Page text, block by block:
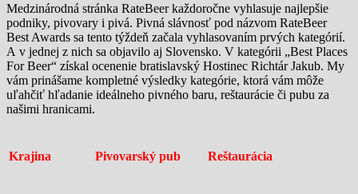
Medzinárodná stránka RateBeer každoročne vyhlasuje najlepšie
podniky, pivovary i pivá. Pivná slávnosť pod názvom RateBeer
Best Awards sa tento týždeň začala vyhlasovaním prvých kategórií.
A v jednej z nich sa objavilo aj Slovensko. V kategórii „Best Places
For Beer“ získal ocenenie bratislavský Hostinec Richtár Jakub. My
vám prinášame kompletné výsledky kategórie, ktorá vám môže
uľahčiť hľadanie ideálneho pivného baru, reštaurácie či pubu za
našimi hranicami.
Krajina Pivovarský pub Reštaurácia